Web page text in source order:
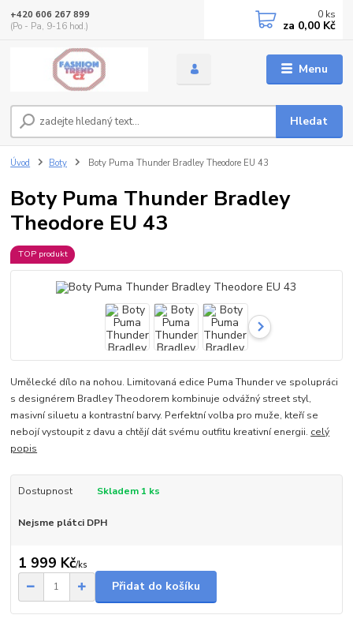
Menu
Hledat
+420 606 267 899
(Po - Pa, 9-16 hod.)
0 ks
za 0,00 Kč
Úvod Boty Boty Puma Thunder Bradley Theodore EU 43
Boty Puma Thunder Bradley
Theodore EU 43
TOP produkt
Umělecké dílo na nohou. Limitovaná edice Puma Thunder ve spolupráci
s designérem Bradley Theodorem kombinuje odvážný street styl,
masivní siluetu a kontrastní barvy. Perfektní volba pro muže, kteří se
nebojí vystoupit z davu a chtějí dát svému outfitu kreativní energii. celý
popis
Dostupnost Skladem 1 ks
Nejsme plátci DPH
1 999 Kč/ks
Přidat do košíku